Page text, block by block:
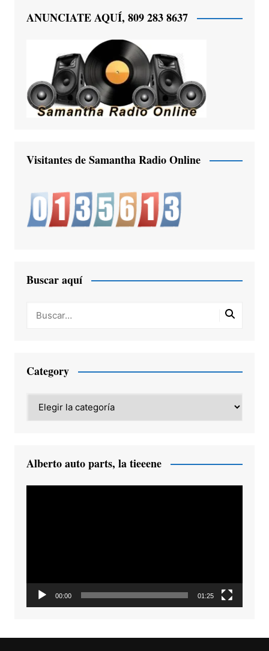
ANUNCIATE AQUÍ, 809 283 8637
Visitantes de Samantha Radio Online
Buscar aquí
Category
Alberto auto parts, la tieeene
00:00 01:25